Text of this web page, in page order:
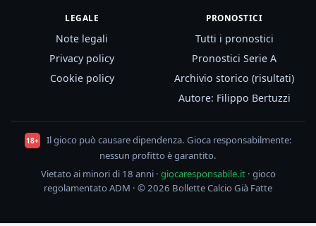
LEGALE
Note legali
Privacy policy
Cookie policy
PRONOSTICI
Tutti i pronostici
Pronostici Serie A
Archivio storico (risultati)
Autore: Filippo Bertuzzi
18+
Il gioco può causare dipendenza. Gioca responsabilmente:
nessun profitto è garantito.
Vietato ai minori di 18 anni · giocaresponsabile.it· gioco
regolamentato ADM · © 2026 Bollette Calcio Già Fatte